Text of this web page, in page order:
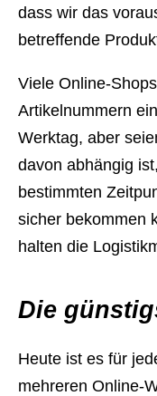
dass wir das
betreffende
Viele Online-
Artikelnummern
Werktag, aber
davon abhängig
bestimmten
sicher bekommen
halten die
Die
Heute ist es für
mehreren Online-